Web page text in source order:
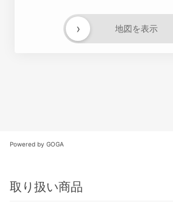
地図を表示
›
Powered by GOGA
取り扱い商品